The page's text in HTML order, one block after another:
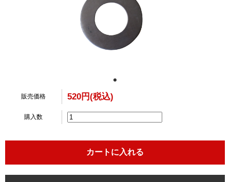
販売価格 520円(税込)
購入数